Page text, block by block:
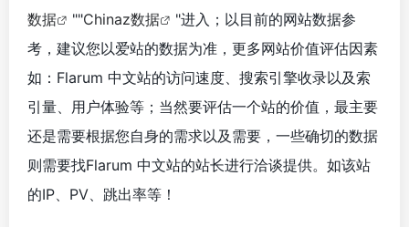
数据
""Chinaz数据
"进入；以目前的网站数据参
考，建议您以爱站的数据为准，更多网站价值评估因素
如：Flarum 中文站的访问速度、搜索引擎收录以及索
引量、用户体验等；当然要评估一个站的价值，最主要
还是需要根据您自身的需求以及需要，一些确切的数据
则需要找Flarum 中文站的站长进行洽谈提供。如该站
的IP、PV、跳出率等！